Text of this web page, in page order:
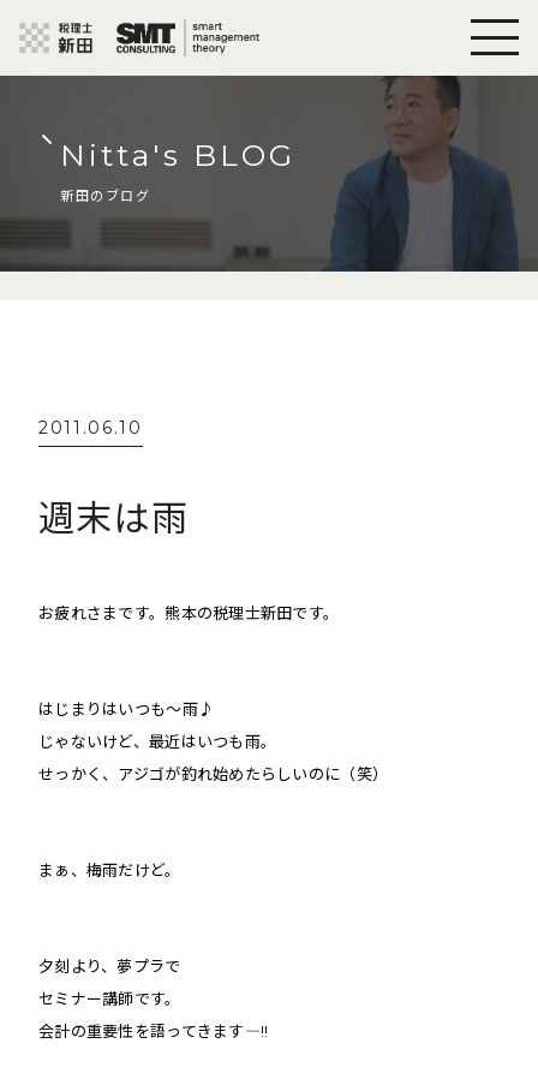
Nitta's BLOG
新田のブログ
2011.06.10
週末は雨
お疲れさまです。熊本の税理士新田です。
はじまりはいつも〜雨♪
じゃないけど、最近はいつも雨。
せっかく、アジゴが釣れ始めたらしいのに（笑）
まぁ、梅雨だけど。
夕刻より、夢プラで
セミナー講師です。
会計の重要性を語ってきます―!!